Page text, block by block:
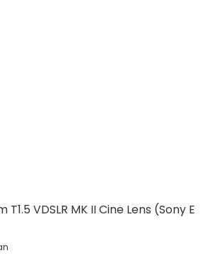
VDSLR MK II Cine Lens (Sony E